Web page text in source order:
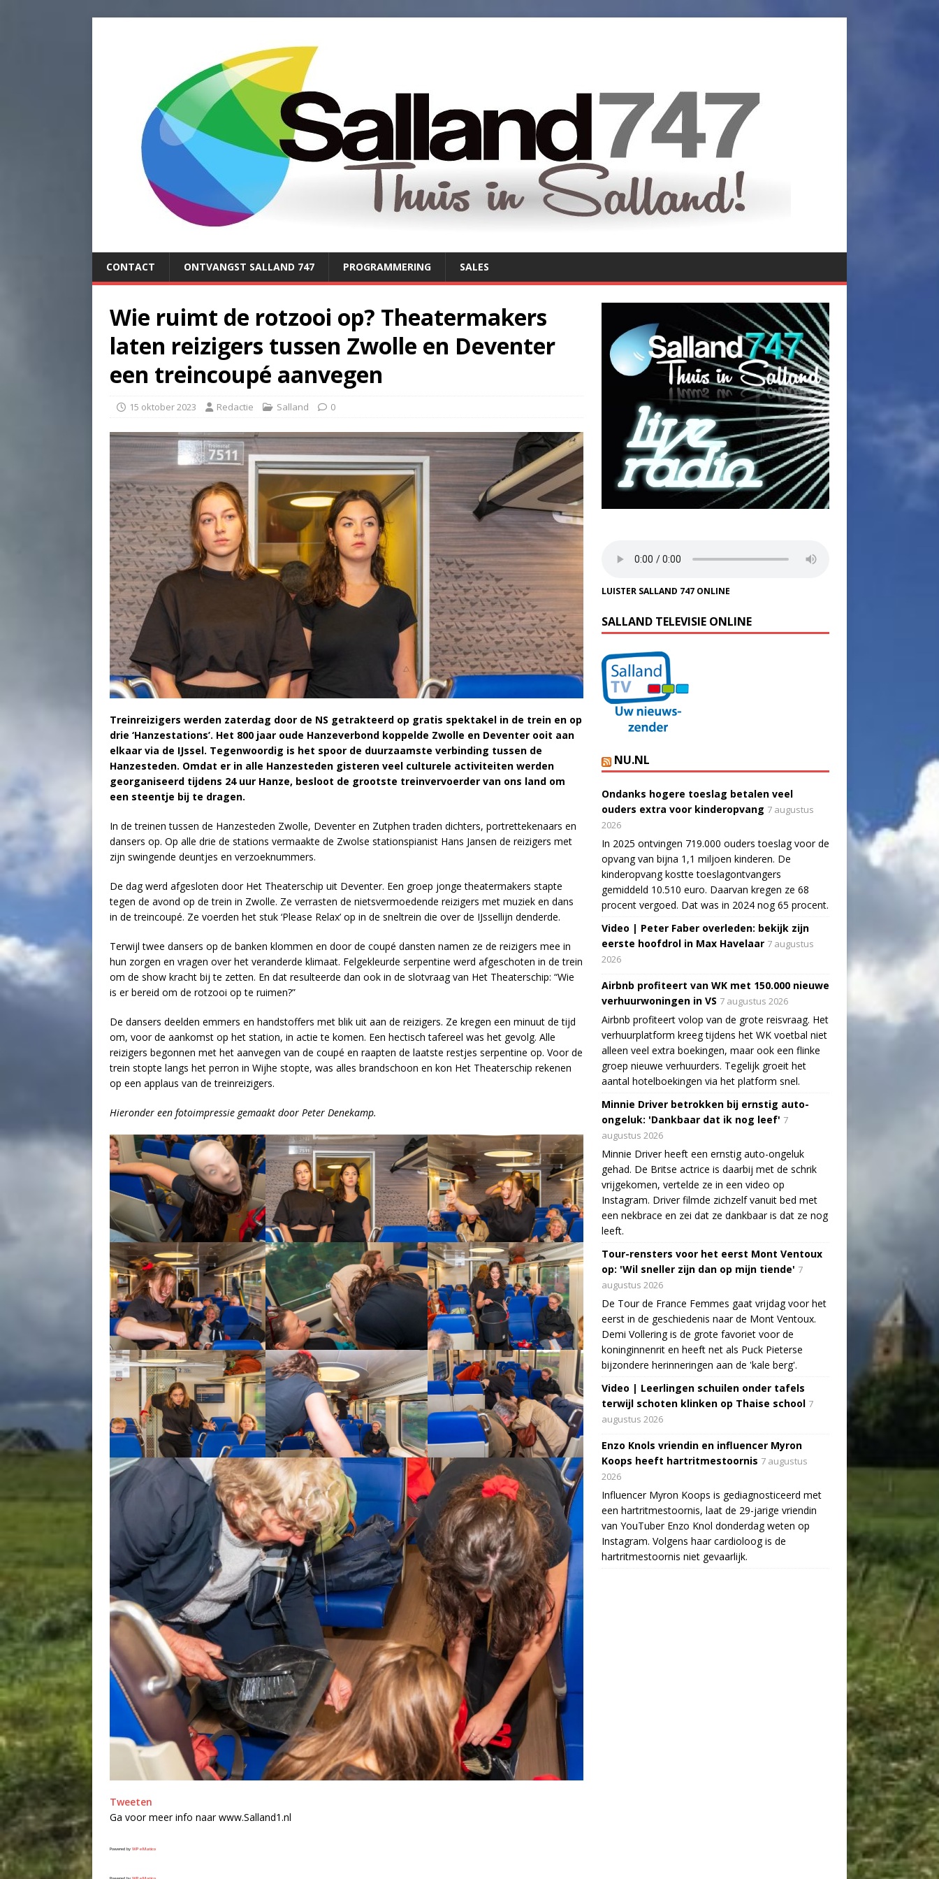
CONTACT ONTVANGST SALLAND 747 PROGRAMMERING SALES
Wie ruimt de rotzooi op? Theatermakers
laten reizigers tussen Zwolle en Deventer
een treincoupé aanvegen
15 oktober 2023 Redactie Salland 0
Treinreizigers werden zaterdag door de NS getrakteerd op gratis spektakel in de trein en op
drie ‘Hanzestations’. Het 800 jaar oude Hanzeverbond koppelde Zwolle en Deventer ooit aan
elkaar via de IJssel. Tegenwoordig is het spoor de duurzaamste verbinding tussen de
Hanzesteden. Omdat er in alle Hanzesteden gisteren veel culturele activiteiten werden
georganiseerd tijdens 24 uur Hanze, besloot de grootste treinvervoerder van ons land om
een steentje bij te dragen.
In de treinen tussen de Hanzesteden Zwolle, Deventer en Zutphen traden dichters, portrettekenaars en
dansers op. Op alle drie de stations vermaakte de Zwolse stationspianist Hans Jansen de reizigers met
zijn swingende deuntjes en verzoeknummers.
De dag werd afgesloten door Het Theaterschip uit Deventer. Een groep jonge theatermakers stapte
tegen de avond op de trein in Zwolle. Ze verrasten de nietsvermoedende reizigers met muziek en dans
in de treincoupé. Ze voerden het stuk ‘Please Relax’ op in de sneltrein die over de IJssellijn denderde.
Terwijl twee dansers op de banken klommen en door de coupé dansten namen ze de reizigers mee in
hun zorgen en vragen over het veranderde klimaat. Felgekleurde serpentine werd afgeschoten in de trein
om de show kracht bij te zetten. En dat resulteerde dan ook in de slotvraag van Het Theaterschip: “Wie
is er bereid om de rotzooi op te ruimen?”
De dansers deelden emmers en handstoffers met blik uit aan de reizigers. Ze kregen een minuut de tijd
om, voor de aankomst op het station, in actie te komen. Een hectisch tafereel was het gevolg. Alle
reizigers begonnen met het aanvegen van de coupé en raapten de laatste restjes serpentine op. Voor de
trein stopte langs het perron in Wijhe stopte, was alles brandschoon en kon Het Theaterschip rekenen
op een applaus van de treinreizigers.
Hieronder een fotoimpressie gemaakt door Peter Denekamp.
Tweeten
Ga voor meer info naar www.Salland1.nl
Powered by WPeMatico
LUISTER SALLAND 747 ONLINE
SALLAND TELEVISIE ONLINE
NU.NL
Ondanks hogere toeslag betalen veel
ouders extra voor kinderopvang 7 augustus
2026
In 2025 ontvingen 719.000 ouders toeslag voor de
opvang van bijna 1,1 miljoen kinderen. De
kinderopvang kostte toeslagontvangers
gemiddeld 10.510 euro. Daarvan kregen ze 68
procent vergoed. Dat was in 2024 nog 65 procent.
Video | Peter Faber overleden: bekijk zijn
eerste hoofdrol in Max Havelaar 7 augustus
2026
Airbnb profiteert van WK met 150.000 nieuwe
verhuurwoningen in VS 7 augustus 2026
Airbnb profiteert volop van de grote reisvraag. Het
verhuurplatform kreeg tijdens het WK voetbal niet
alleen veel extra boekingen, maar ook een flinke
groep nieuwe verhuurders. Tegelijk groeit het
aantal hotelboekingen via het platform snel.
Minnie Driver betrokken bij ernstig auto-
ongeluk: 'Dankbaar dat ik nog leef' 7
augustus 2026
Minnie Driver heeft een ernstig auto-ongeluk
gehad. De Britse actrice is daarbij met de schrik
vrijgekomen, vertelde ze in een video op
Instagram. Driver filmde zichzelf vanuit bed met
een nekbrace en zei dat ze dankbaar is dat ze nog
leeft.
Tour-rensters voor het eerst Mont Ventoux
op: 'Wil sneller zijn dan op mijn tiende' 7
augustus 2026
De Tour de France Femmes gaat vrijdag voor het
eerst in de geschiedenis naar de Mont Ventoux.
Demi Vollering is de grote favoriet voor de
koninginnenrit en heeft net als Puck Pieterse
bijzondere herinneringen aan de 'kale berg'.
Video | Leerlingen schuilen onder tafels
terwijl schoten klinken op Thaise school 7
augustus 2026
Enzo Knols vriendin en influencer Myron
Koops heeft hartritmestoornis 7 augustus
2026
Influencer Myron Koops is gediagnosticeerd met
een hartritmestoornis, laat de 29-jarige vriendin
van YouTuber Enzo Knol donderdag weten op
Instagram. Volgens haar cardioloog is de
hartritmestoornis niet gevaarlijk.